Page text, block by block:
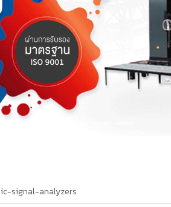
signal-analyzers